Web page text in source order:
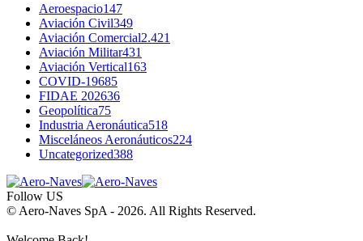
Aeroespacio147
Aviación Civil349
Aviación Comercial2.421
Aviación Militar431
Aviación Vertical163
COVID-19685
FIDAE 202636
Geopolítica75
Industria Aeronáutica518
Misceláneos Aeronáuticos224
Uncategorized388
Follow US
© Aero-Naves SpA - 2026. All Rights Reserved.